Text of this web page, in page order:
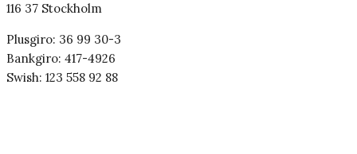
116 37 Stockholm
Plusgiro: 36 99 30-3
Bankgiro: 417-4926
Swish: 123 558 92 88